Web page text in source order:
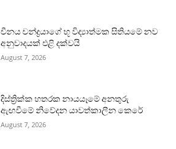
චීනය චන්ද්‍රයාගේ භූ විද්‍යාත්මක සිතියමේ නව
අනුවාදයක් එළි දක්වයි
August 7, 2026
දිස්ත්‍රික්ක හතරක නායයෑමේ අනතුරු
ඇඟවීමේ නිවේදන යාවත්කාලීන කෙරේ
August 7, 2026